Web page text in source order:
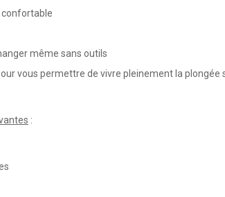
confortable
même sans outils
vous permettre de vivre pleinement la plongée
: